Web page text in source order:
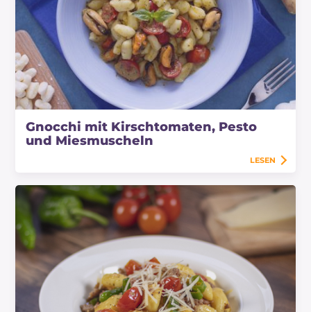
Gnocchi mit Kirschtomaten, Pesto
und Miesmuscheln
LESEN